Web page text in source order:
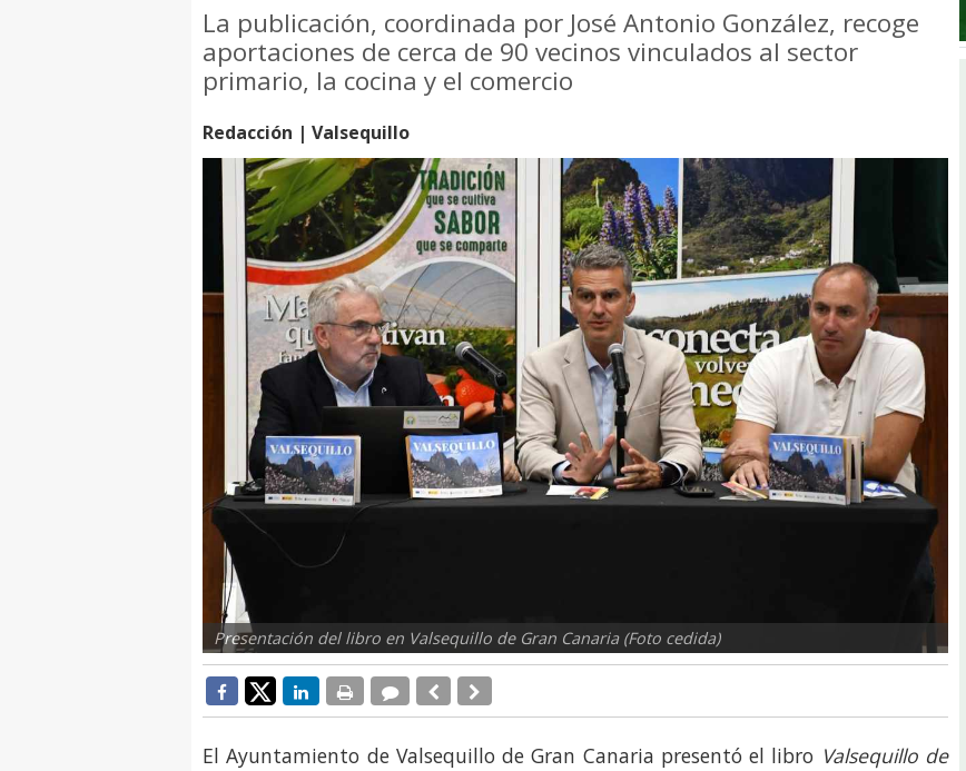
La publicación, coordinada por José Antonio González, recoge
aportaciones de cerca de 90 vecinos vinculados al sector
primario, la cocina y el comercio
Redacción | Valsequillo
Presentación del libro en Valsequillo de Gran Canaria (Foto cedida)
El Ayuntamiento de Valsequillo de Gran Canaria presentó el libro Valsequillo de